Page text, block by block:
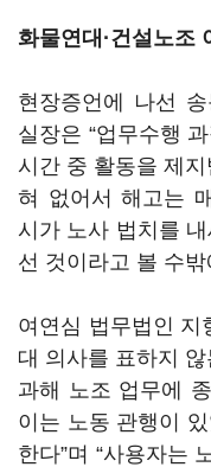
화물연대·건설노조
현장증언에 나선
실장은 “업무수행
시간 중 활동을 제
혀 없어서 해고는
시가 노사 법치를 내
선 것이라고 볼 수
여연심 법무법인 지
대 의사를 표하지
과해 노조 업무에
이는 노동 관행이
한다”며 “사용자는